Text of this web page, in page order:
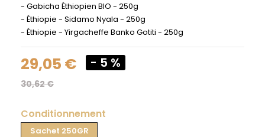
- Gabicha Éthiopien BIO - 250g
- Éthiopie - Sidamo Nyala - 250g
- Éthiopie - Yirgacheffe Banko Gotiti - 250g
29,05 € - 5 %
30,62 €
Conditionnement
Sachet 250GR